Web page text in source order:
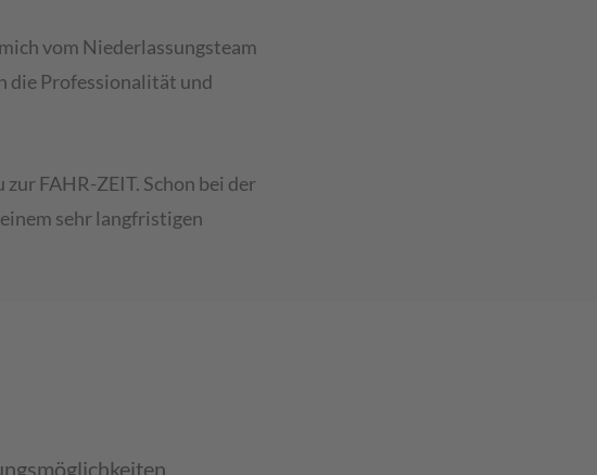
vom Niederlassungsteam
die Professionalität und
FAHR-ZEIT. Schon bei der
sehr langfristigen